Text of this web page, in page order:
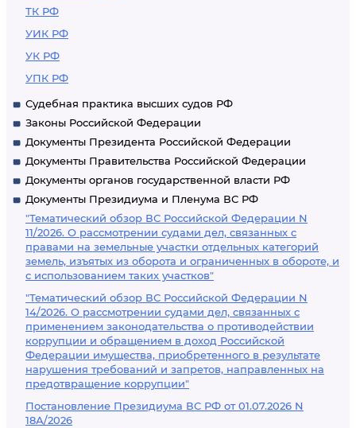
ТК РФ
УИК РФ
УК РФ
УПК РФ
Судебная практика высших судов РФ
Законы Российской Федерации
Документы Президента Российской Федерации
Документы Правительства Российской Федерации
Документы органов государственной власти РФ
Документы Президиума и Пленума ВС РФ
"Тематический обзор ВС Российской Федерации N
11/2026. О рассмотрении судами дел, связанных с
правами на земельные участки отдельных категорий
земель, изъятых из оборота и ограниченных в обороте, и
с использованием таких участков"
"Тематический обзор ВС Российской Федерации N
14/2026. О рассмотрении судами дел, связанных с
применением законодательства о противодействии
коррупции и обращением в доход Российской
Федерации имущества, приобретенного в результате
нарушения требований и запретов, направленных на
предотвращение коррупции"
Постановление Президиума ВС РФ от 01.07.2026 N
18А/2026